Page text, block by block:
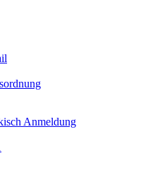
Anmeldung